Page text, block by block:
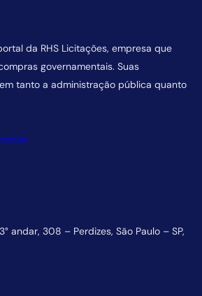
da RHS Licitações, empresa que
governamentais. Suas
tanto a administração pública quanto
andar, 308 – Perdizes, São Paulo – SP,